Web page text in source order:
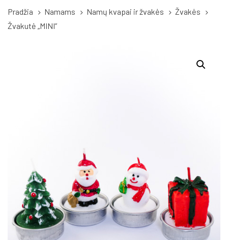
Pradžia Namams Namų kvapai ir žvakės
Žvakės
Žvakutė „MINI”